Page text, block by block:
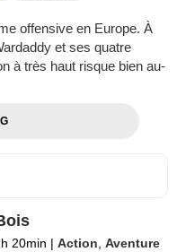
offensive en Europe. À
et ses quatre
à très haut risque bien au-
20min | Action,Aventure